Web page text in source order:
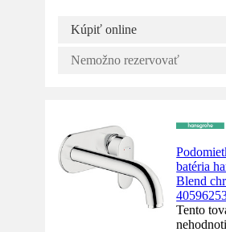
Kúpiť online
Nemožno rezervovať
batéria
Blend
Tento